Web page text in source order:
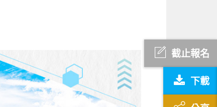
截止報名
下載